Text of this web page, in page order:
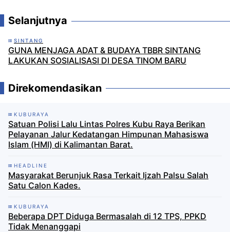
Selanjutnya
SINTANG
GUNA MENJAGA ADAT & BUDAYA TBBR SINTANG
LAKUKAN SOSIALISASI DI DESA TINOM BARU
Direkomendasikan
KUBURAYA
Satuan Polisi Lalu Lintas Polres Kubu Raya Berikan
Pelayanan Jalur Kedatangan Himpunan Mahasiswa
Islam (HMI) di Kalimantan Barat.
HEADLINE
Masyarakat Berunjuk Rasa Terkait Ijzah Palsu Salah
Satu Calon Kades.
KUBURAYA
Beberapa DPT Diduga Bermasalah di 12 TPS, PPKD
Tidak Menanggapi